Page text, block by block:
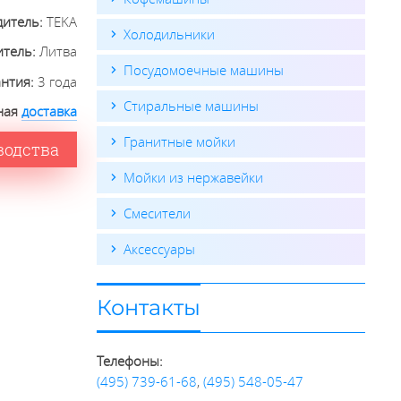
TEKA
Литва
3 года
доставка
Холодильники
Посудомоечные машины
Стиральные машины
Гранитные мойки
Мойки из нержавейки
Смесители
Аксессуары
Контакты
Телефоны:
(495) 739-61-68, (495) 548-05-47